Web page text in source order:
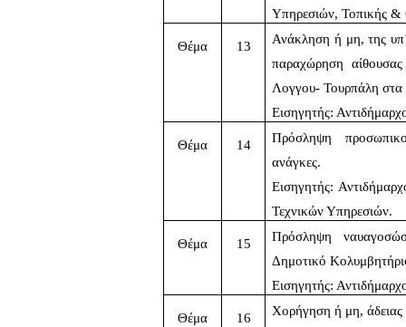
Υπηρεσιών, Τοπικής &
Θέμα 13
Ανάκληση ή μη, της
παραχώρηση
Λογγου- Τουρπάλη
Εισηγητής:
Θέμα 14
Πρόσληψη
ανάγκες.
Εισηγητής:
Τεχνικών Υπηρεσιών.
Θέμα 15
Πρόσληψη
Δημοτικό
Εισηγητής:
Θέμα 16
Χορήγηση ή μη,